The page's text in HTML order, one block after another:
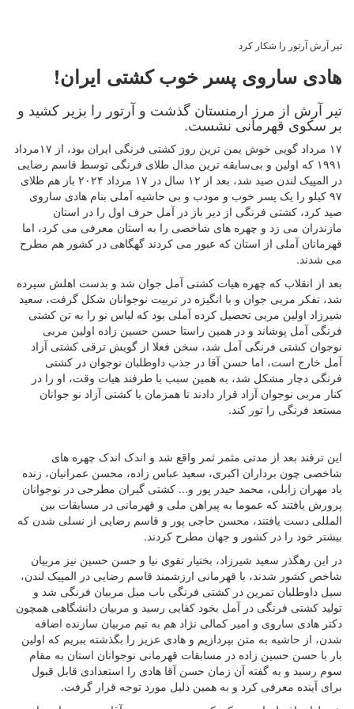
تیر آرش آرتور را شکار کرد
هادی ساروی پسر خوب کشتی ایران!
تیر آرش از مرز ارمنستان گذشت و آرتور را بزیر کشید و
بر سکوی قهرمانی نشست.
۱۷ مرداد گویی خوش یمن ترین روز کشتی فرنگی ایران بود، از ۱۷مرداد
۱۹۹۱ که اولین و بی‌سابقه ترین مدال طلای فرنگی توسط قاسم رضایی
در المپیک لندن صید شد، بعد از ۱۲ سال در ۱۷ مرداد ۲۰۲۴ باز هم طلای
۹۷ کیلو را یک پسر خوب و مودب و بی حاشیه آملی بنام هادی ساروی
صید کرد، کشتی فرنگی از دیر باز در آمل حرف اول را در استان
مازندران می زد و چهره های شاخصی را به استان معرفی می کرد، اما
قهرمانان آملی از استان که عبور می کردند گهگاهی در کشور هم مطرح
می شدند.
بعد از انقلاب که چهره هیات کشتی آمل جوان شد و بدست اهلش سپرده
شد، تفکر مربی جوان و با انگیزه در تربیت نوجوانان شکل گرفت، سعید
شیرزاد اولین مربی تحصیل کرده آملی بود که لباس نو را به تن کشتی
فرنگی آمل پوشاند و در همین راستا حسن حسین زاده اولین مربی
نوجوان کشتی فرنگی آمل شد، سخن فعلا از گویش ترقی کشتی آزاد
آمل خارج است، اما حسن آقا در جذب داوطلبان نوجوان در کشتی
فرنگی دچار مشکل شد، به همین سبب با طرفند هیات وقت، او را در
کنار مربی نوجوان آزاد قرار دادند تا همزمان با کشتی آزاد نو جوانان
مستعد فرنگی را تور کند.
این ترفند بعد از مدتی مثمر ثمر واقع شد و اندک اندک چهره های
شاخصی چون برداران اکبری، سعید عباس زاده، محسن عمرانیان، زنده
یاد مهران زابلی، محمد حیدر پور و... کشتی گیران مطرحی در نوجوانان
پرورش یافتند که عموما به پیراهن ملی و قهرمانی در مسابقات بین
المللی دست یافتند، محسن حاجی پور و قاسم رضایی از نسلی شدن که
بیشتر خود را در کشور و جهان مطرح کردند.
در این رهگذر سعید شیرزاد، بختیار تقوی نیا و حسن حسین نیز مربیان
شاخص کشور شدند، با قهرمانی ارزشمند قاسم رضایی در المپیک لندن،
سیل داوطلبان تمرین در کشتی فرنگی باب میل مربیان فرنگی شد و
تولید کشتی فرنگی در آمل بخود کفایی رسید و مربیان دانشگاهی همچون
دکتر هادی ساروی و امیر کمالی نژاد هم به تیم مربیان سازنده اضافه
شدن، از حاشیه به متن بپردازیم و هادی عزیز را بگذشته ببریم که اولین
بار با حسن حسین زاده در مسابقات قهرمانی نوجوانان استان به مقام
سوم رسید و به گفته آن زمان حسن آقا هادی را استعدادی قابل قبول
برای آینده معرفی کرد و به همین دلیل مورد توجه قرار گرفت.